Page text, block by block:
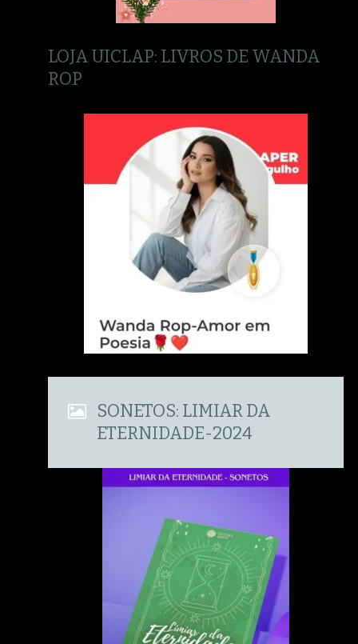
LOJA UICLAP: LIVROS DE WANDA
ROP
SONETOS: LIMIAR DA
ETERNIDADE-2024